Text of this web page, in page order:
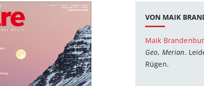
VON MAIK
Maik
Geo, Merian.
Rügen.